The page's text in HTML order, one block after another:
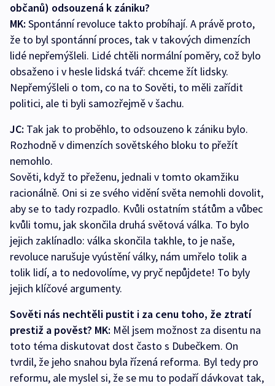
občanů) odsouzená k zániku?
MK: Spontánní revoluce takto probíhají. A právě proto,
že to byl spontánní proces, tak v takových dimenzích
lidé nepřemýšleli. Lidé chtěli normální poměry, což bylo
obsaženo i v hesle lidská tvář: chceme žít lidsky.
Nepřemýšleli o tom, co na to Sověti, to měli zařídit
politici, ale ti byli samozřejmě v šachu.
JC: Tak jak to proběhlo, to odsouzeno k zániku bylo.
Rozhodně v dimenzích sovětského bloku to přežít
nemohlo.
Sověti, když to přeženu, jednali v tomto okamžiku
racionálně. Oni si ze svého vidění světa nemohli dovolit,
aby se to tady rozpadlo. Kvůli ostatním státům a vůbec
kvůli tomu, jak skončila druhá světová válka. To bylo
jejich zaklínadlo: válka skončila takhle, to je naše,
revoluce narušuje vyústění války, nám umřelo tolik a
tolik lidí, a to nedovolíme, vy pryč nepůjdete! To byly
jejich klíčové argumenty.
Sověti nás nechtěli pustit i za cenu toho, že ztratí
prestiž a pověst? MK: Měl jsem možnost za disentu na
toto téma diskutovat dost často s Dubečkem. On
tvrdil, že jeho snahou byla řízená reforma. Byl tedy pro
reformu, ale myslel si, že se mu to podaří dávkovat tak,